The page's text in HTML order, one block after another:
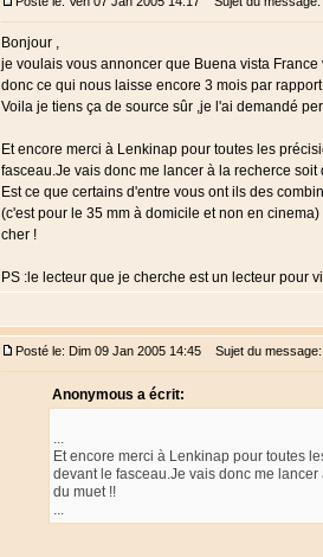
Bonjour ,
je voulais vous annoncer que Buena vista
donc ce qui nous laisse encore 3 mois par
Voila je tiens ça de source sûr ,je l'ai demandé
Et encore merci à Lenkinap pour toutes les
fasceau.Je vais donc me lancer à la recherce
Est ce que certains d'entre vous ont ils des
(c'est pour le 35 mm à domicile et non en
cher !
PS :le lecteur que je cherche est un lecteur pour
Posté le: Dim 09 Jan 2005 14:45 Sujet du message:
Anonymous a écrit:
...
Et encore merci à Lenkinap pour toutes
devant le fasceau.Je vais donc me
du muet !!
...